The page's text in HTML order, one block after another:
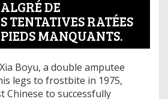
DE
TENTATIVES RATÉES
MANQUANTS.
Boyu, a double amputee
legs to frostbite in 1975,
Chinese to successfully